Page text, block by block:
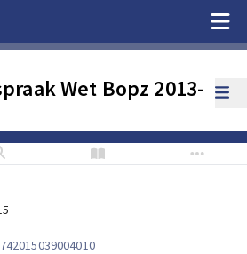
Wet Bopz 2013-